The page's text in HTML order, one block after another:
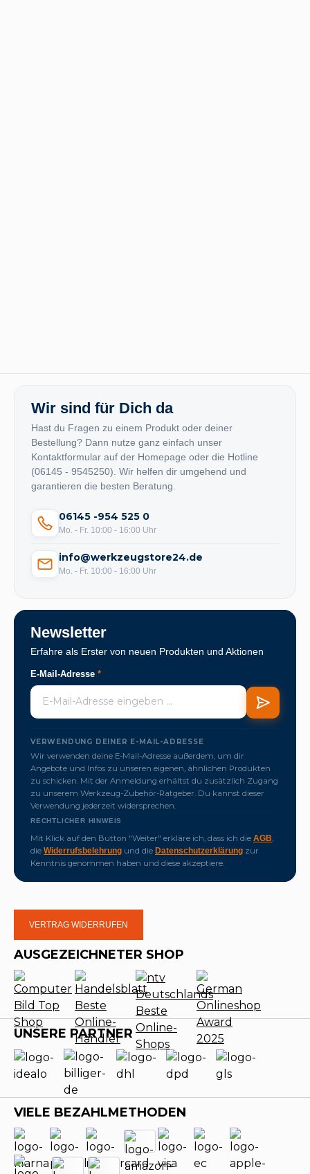
Wir sind für Dich da
Hast du Fragen zu einem Produkt oder deiner
Bestellung? Dann nutze ganz einfach unser
Kontaktformular auf der Homepage oder die Hotline
(06145 - 9545250). Wir helfen dir umgehend und
garantieren die besten Beratung.
06145 -954 525 0
Mo. - Fr. 10:00 - 16:00 Uhr
info@werkzeugstore24.de
Mo. - Fr. 10:00 - 16:00 Uhr
Newsletter
Erfahre als Erster von neuen Produkten und Aktionen
E-Mail-Adresse *
VERWENDUNG DEINER E-MAIL-ADRESSE
Wir verwenden deine E-Mail-Adresse außerdem, um dir
Angebote und Infos zu unseren eigenen, ähnlichen Produkten
zu schicken. Mit der Anmeldung erhältst du zusätzlich Zugang
zu unserem Werkzeug-Zubehör-Ratgeber. Du kannst dieser
Verwendung jederzeit widersprechen.
RECHTLICHER HINWEIS
Mit Klick auf den Button "Weiter" erkläre ich, dass ich die AGB
die Widerrufsbelehrung und die Datenschutzerklärung zur
Kenntnis genommen haben und diese akzeptiere.
VERTRAG WIDERRUFEN
AUSGEZEICHNETER SHOP
UNSERE PARTNER
VIELE BEZAHLMETHODEN